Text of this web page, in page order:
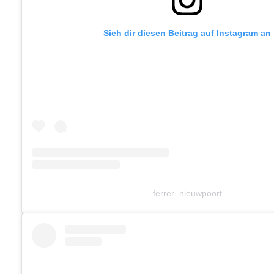
Sieh dir diesen Beitrag auf Instagram an
ferrer_nieuwpoort